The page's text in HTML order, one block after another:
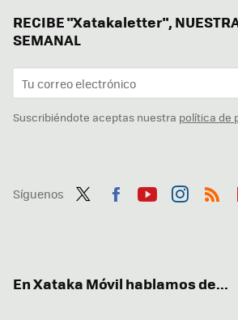
RECIBE "Xatakaletter",
SEMANAL
Suscribiéndote aceptas nuestra política de
Síguenos
En Xataka Móvil hablamos de...